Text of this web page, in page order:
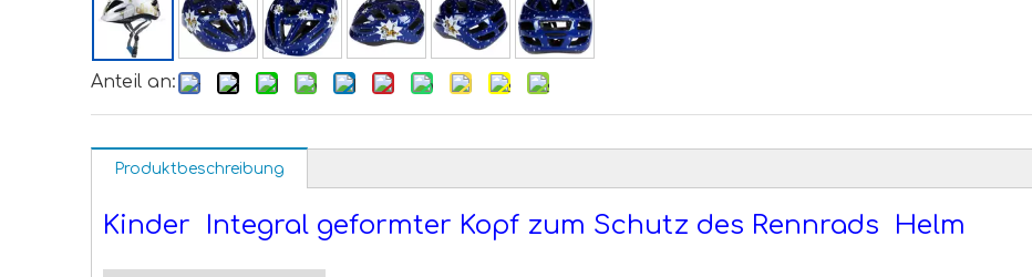
Anteil an:
Produktbeschreibung
Kinder Integral geformter Kopf zum Schutz des Rennrads Helm